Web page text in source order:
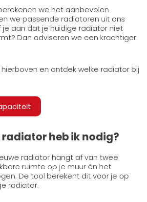
we het aanbevolen
we passende radiatoren uit ons
je aan dat je huidige radiator niet
Dan adviseren we een krachtiger
en ontdek welke radiator bij
heb ik nodig?
radiator hangt af van twee
ruimte op je muur én het
De tool berekent dit voor je op
radiator.